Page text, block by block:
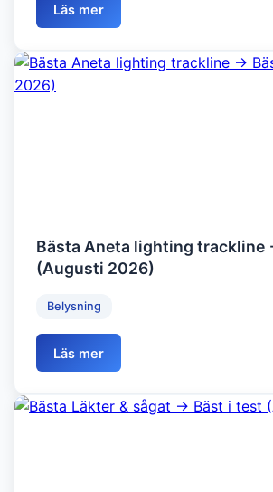
Läs mer
Bästa Aneta lighting trackline
(Augusti 2026)
Belysning
Läs mer